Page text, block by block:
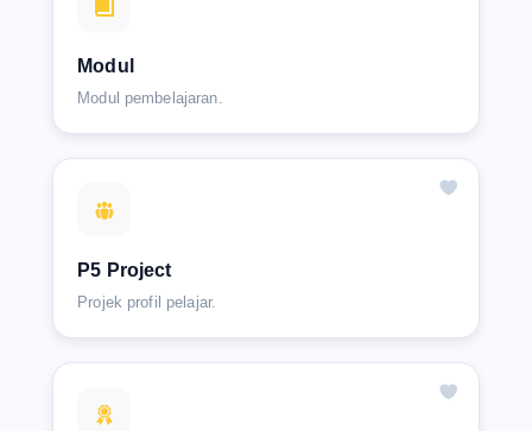
Modul
Modul pembelajaran.
P5 Project
Projek profil pelajar.